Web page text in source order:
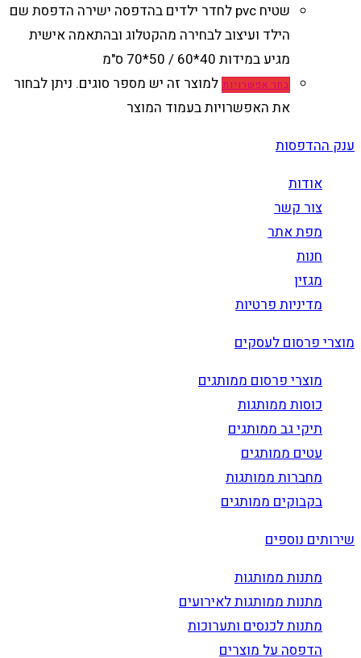
שטיח pvc לחדר ילדים בהדפסה ישירה הדפסת שם
הילד ועיצוב לבחירה מהקטלוג ובהתאמה אישית
מגיע במידות 40*60 / 50*70 ס"מ
בחר אפשרויות למוצר זה יש מספר סוגים. ניתן לבחור
את האפשרויות בעמוד המוצר
ענק ההדפסות
אודות
צור קשר
מפת אתר
חנות
מגזין
מדיניות פרטיות
מוצרי פרסום לעסקים
מוצרי פרסום ממותגים
כוסות ממותגות
תיקי גב ממותגים
עטים ממותגים
מחברות ממותגות
בקבוקים ממותגים
שירותים נוספים
מתנות ממותגות
מתנות ממותגות לאירועים
מתנות לכנסים ותערוכות
הדפסה על מוצרים